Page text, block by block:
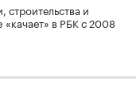
и
в РБК с 2008